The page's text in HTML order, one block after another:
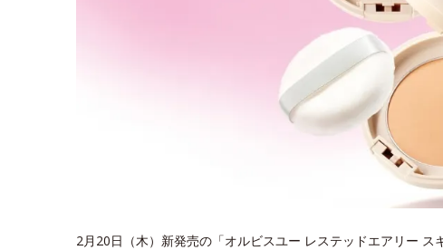
2月20日（木）新発売の「オルビスユー レステッドエアリー